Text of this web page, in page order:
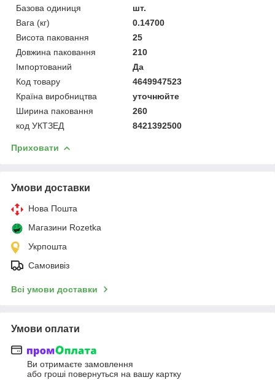
Базова одиниця
шт.
Вага (кг)
0.14700
Висота паковання
25
Довжина паковання
210
Імпортований
Да
Код товару
4649947523
Країна виробництва
уточнюйте
Ширина паковання
260
код УКТЗЕД
8421392500
Приховати
Умови доставки
Нова Пошта
Магазини Rozetka
Укрпошта
Самовивіз
Всі умови доставки
Умови оплати
Ви отримаєте замовлення
або гроші повернуться на вашу картку